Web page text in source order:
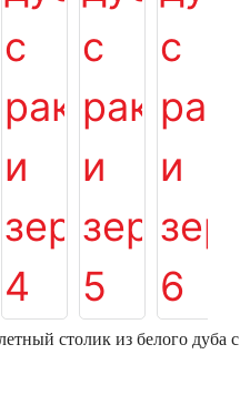
столик из белого дуба с